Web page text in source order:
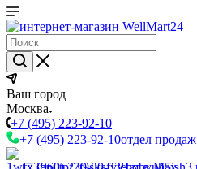
Ваш город
Москва
+7 (495) 223-92-10
+7 (495) 223-92-10отдел продаж